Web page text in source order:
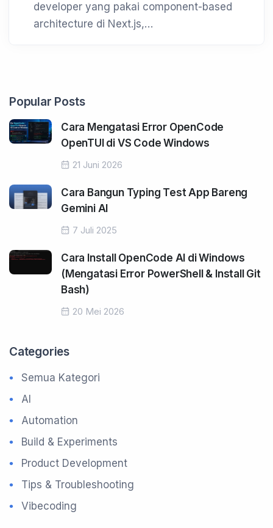
developer yang pakai component-based
architecture di Next.js,…
Popular Posts
Cara Mengatasi Error OpenCode
OpenTUI di VS Code Windows
21 Juni 2026
Cara Bangun Typing Test App Bareng
Gemini AI
7 Juli 2025
Cara Install OpenCode AI di Windows
(Mengatasi Error PowerShell & Install Git
Bash)
20 Mei 2026
Categories
Semua Kategori
AI
Automation
Build & Experiments
Product Development
Tips & Troubleshooting
Vibecoding